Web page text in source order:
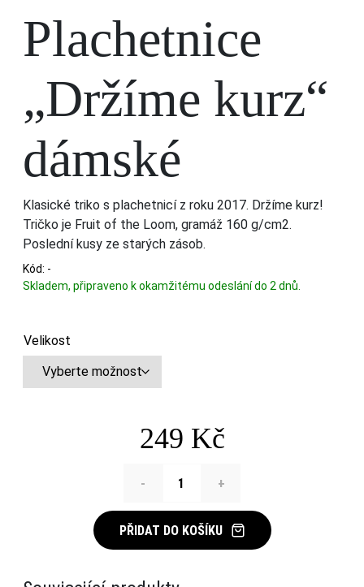
Plachetnice
„Držíme kurz“
dámské
Klasické triko s plachetnicí z roku 2017. Držíme kurz!
Tričko je Fruit of the Loom, gramáž 160 g/cm2.
Poslední kusy ze starých zásob.
Kód: -
Skladem, připraveno k okamžitému odeslání do 2 dnů.
Velikost
249 Kč
- +
PŘIDAT DO KOŠÍKU